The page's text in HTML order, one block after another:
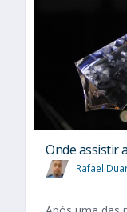
Onde assistir
Rafael